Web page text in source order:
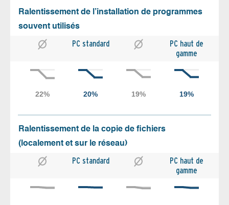
Ralentissement de l’installation de programmes
souvent utilisés
PC standard
PC haut de
gamme
Ralentissement de la copie de fichiers
(localement et sur le réseau)
PC standard
PC haut de
gamme